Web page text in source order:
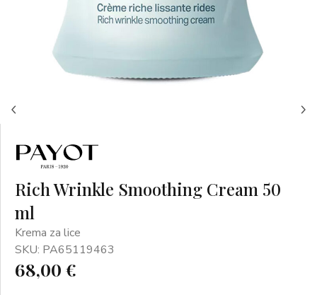
Rich Wrinkle Smoothing Cream 50
ml
Krema za lice
SKU: PA65119463
68,00 €